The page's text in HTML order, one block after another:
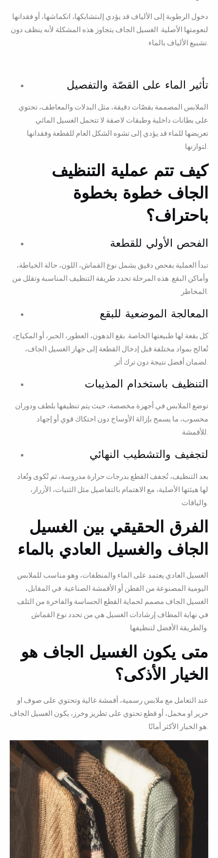
دخول الرطوبة إلى الألياف قد يؤدي إلىتشابكها، انكماشها، أو فقدانها
لنعومتها الأصلية. الغسيل الجاف يتجاوز هذه المشكلة لأنه ينظف دون
تشبيع الألياف بالماء.
تأثير الماء على القصّة والتفصيل
الملابس المصممة بقصّات دقيقة، مثل البدلات والمعاطف، تحتوي
على بطانات داخلية وطبقات لاصقة لا تتحمل الغسيل المائي.
تعريضها للماء قد يؤدي إلى تشوه الشكل العام للقطعة وفقدانها
لتوازنها.
كيف تتم عملية التنظيف
الجاف خطوة بخطوة
باحتراف؟
الفحص الأولي للقطعة
تبدأ العملية بفحص دقيق يشمل نوع القماش، اللون، حالة الخياطة،
وأماكن البقع. هذه المرحلة تحدد طريقة التنظيف المناسبة وتقلل من
المخاطر.
المعالجة الموضعية للبقع
كل بقعة لها طبيعتها الخاصة. بقع الدهون، العطور، الحبر، أو المكياج،
تُعالج بمواد مختلفة قبل إدخال القطعة إلى جهاز الغسيل الجاف،
التنظيف باستخدام المذيبات
توضع الملابس في أجهزة مخصصة، حيث يتم تنظيفها بلطف ودوران
محسوب، ما يسمح بإزالة الأوساخ دون احتكاك قوي أو إجهاد
للأقمشة.
لتجفيف والتشطيب النهائي
بعد التنظيف، تُجفف القطع بدرجات حرارة مدروسة، ثم تُكوى وتُعاد
لها هيئتها الأصلية، مع الاهتمام بالتفاصيل مثل الثنيات، الأزرار،
الفرق الحقيقي بين الغسيل
الجاف والغسيل العادي بالماء
الغسيل العادي يعتمد على الماء والمنظفات، وهو مناسب للملابس
اليومية المصنوعة من القطن أو الأقمشة الصناعية. في المقابل،
الغسيل الجاف مصمم لحماية القطع الحساسة والفاخرة من التلف
في نهاية المطاف إرشادات الغسيل هي من تحدد نوع القماش
والطريقة الأفضل لتنظيفها.
متى يكون الغسيل الجاف هو
الخيار الأذكى؟
عند التعامل مع ملابس رسمية، أقمشة غالية وتحتوي على صوف او
حرير او مخمل، أو قطع تحتوي على تطريز وخرز، يكون الغسيل الجاف
هو الخيار الأكثر أمانًا.